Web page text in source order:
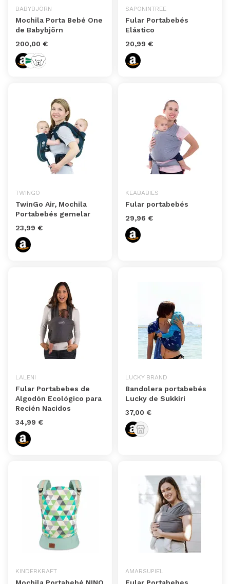
BABYBJÖRN
Mochila Porta Bebé One
de Babybjörn
200,00 €
SAPONINTREE
Fular Portabebés
Elástico
20,99 €
TWINGO
TwinGo Air, Mochila
Portabebés gemelar
23,99 €
KEABABIES
Fular portabebés
29,96 €
LALENI
Fular Portabebes de
Algodón Ecológico para
Recién Nacidos
34,99 €
LUCKY BRAND
Bandolera portabebés
Lucky de Sukkiri
37,00 €
KINDERKRAFT AMARSUPIEL